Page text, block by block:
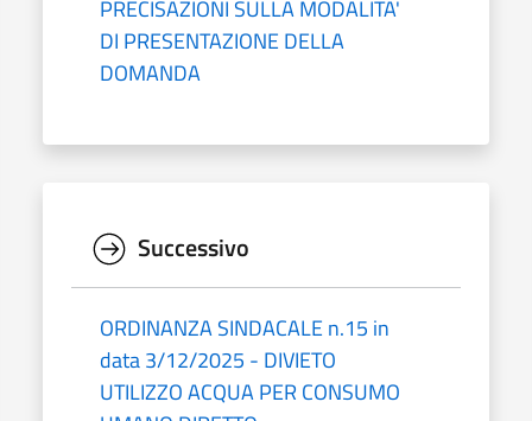
PRECISAZIONI SULLA MODALITA'
DI PRESENTAZIONE DELLA
DOMANDA
Successivo
ORDINANZA SINDACALE n.15 in
data 3/12/2025 - DIVIETO
UTILIZZO ACQUA PER CONSUMO